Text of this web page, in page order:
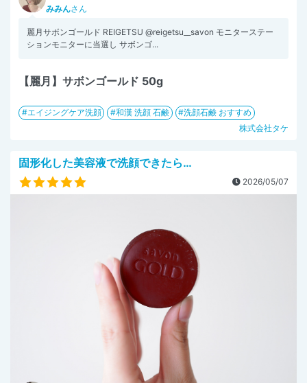
みみんさん
麗月サボンゴールド REIGETSU @reigetsu__savon モニターステー
ションモニターに当選し サボンゴ...
【麗月】サボンゴールド 50g
エイジングケア洗顔 和漢 洗顔 石鹸
洗顔石鹸 おすすめ
株式会社タケ
固形化した美容液で洗顔できたら…
2026/05/07